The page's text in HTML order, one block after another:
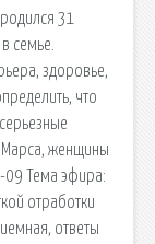
31
семье.
здоровье,
что
Марса, женщины
09 Тема эфира:
отработки
ответы